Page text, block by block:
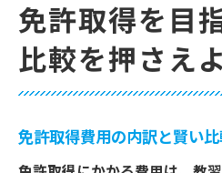
免許取得を目
比較を押さえ
免許取得費用の内訳と賢い